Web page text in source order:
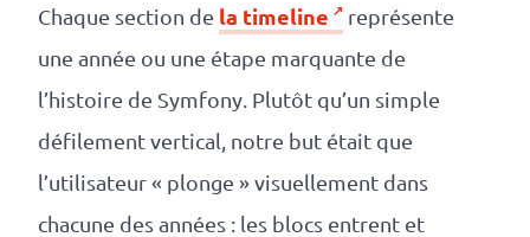
Chaque section de la timeline
représente
une année ou une étape marquante de
l’histoire de Symfony. Plutôt qu’un simple
défilement vertical, notre but était que
l’utilisateur « plonge » visuellement dans
chacune des années : les blocs entrent et